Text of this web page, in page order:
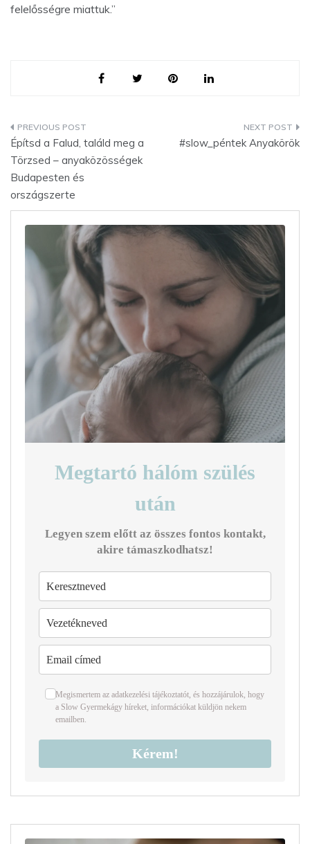
felelősségre miattuk.”
Bejegyzés
navigáció
Építsd a Falud, találd meg a
Törzsed – anyaközösségek
Budapesten és
országszerte
#slow_péntek Anyakörök
Megtartó hálóm szülés
után
Legyen szem előtt az összes fontos kontakt,
akire támaszkodhatsz!
Megismertem az adatkezelési tájékoztatót és hozzájárulok, hogy
a Slow Gyermekágy híreket, információkat küldjön nekem
emailben.
Kérem!